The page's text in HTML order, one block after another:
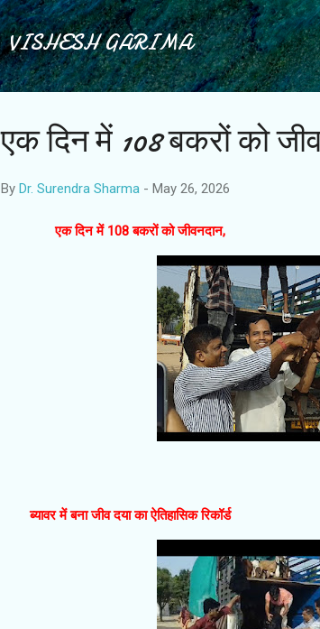
VISHESH GARIMA
एक दिन में 108 बकरों को
By Dr. Surendra Sharma - May 26, 2026
एक दिन में 108 बकरों को जीवनदान,
ब्यावर में बना जीव दया का ऐतिहासिक रिकॉर्ड